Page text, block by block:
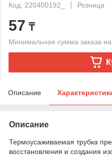
Код: 220400192_
Розница
57 ₸
Минимальная сумма заказа
Описание
Описание
Термоусаживаемая трубка
восстановления и создания